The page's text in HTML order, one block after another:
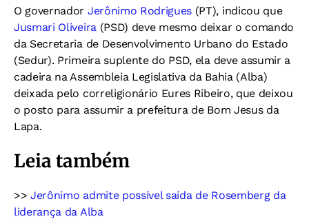
O governador Jerônimo Rodrigues (PT), indicou que
Jusmari Oliveira(PSD) deve mesmo deixar o comando
da Secretaria de Desenvolvimento Urbano do Estado
(Sedur). Primeira suplente do PSD, ela deve assumir a
cadeira na Assembleia Legislativa da Bahia (Alba)
deixada pelo correligionário Eures Ribeiro, que deixou
o posto para assumir a prefeitura de Bom Jesus da
Lapa.
Leia também
>> Jerônimo admite possível saída de Rosemberg da
liderança da Alba